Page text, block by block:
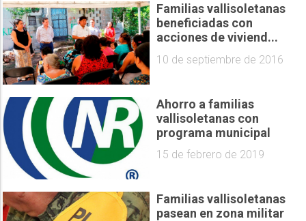
Familias vallisoletanas
beneficiadas con
acciones de viviend...
10 de septiembre de 2016
Ahorro a familias
vallisoletanas con
programa municipal
15 de febrero de 2019
Familias vallisoletanas
pasean en zona militar